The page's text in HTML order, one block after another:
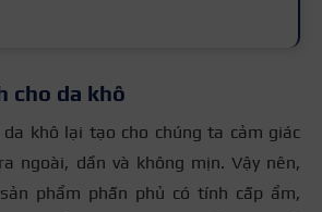
cho da khô
khô lại tạo cho chúng ta cảm giác
ngoài, dần và không mịn. Vậy nên,
phẩm phấn phủ có tính cấp ẩm,